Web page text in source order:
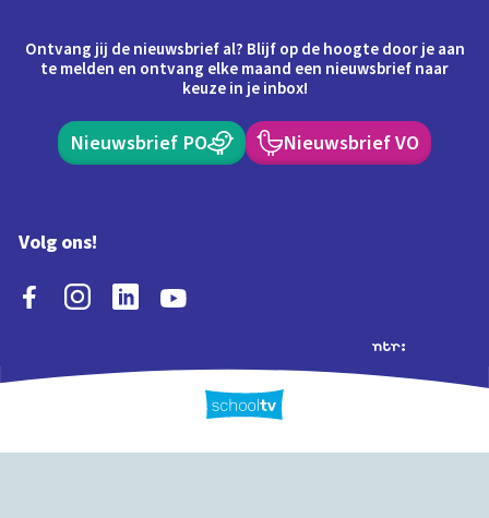
Ontvang jij de nieuwsbrief al? Blijf op de hoogte door je aan
te melden en ontvang elke maand een nieuwsbrief naar
keuze in je inbox!
Nieuwsbrief PO Nieuwsbrief VO
Volg ons!